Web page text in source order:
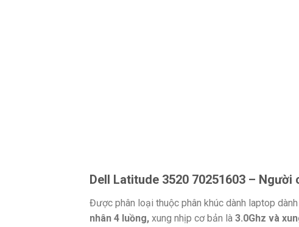
Dell Latitude 3520 70251603 – Người
Được phân loại thuộc phân khúc dành laptop
nhân 4 luồng, xung nhịp cơ bản là 3.0Ghz và